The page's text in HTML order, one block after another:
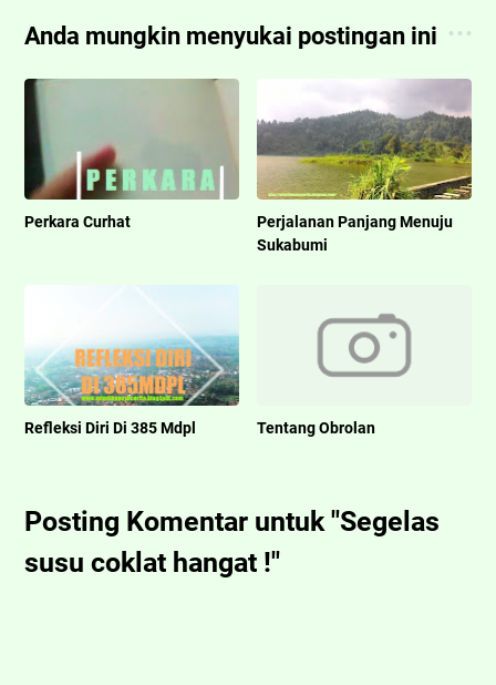
Anda mungkin menyukai postingan ini
Perkara Curhat
Perjalanan Panjang Menuju
Sukabumi
Refleksi Diri Di 385 Mdpl Tentang Obrolan
Posting Komentar untuk "Segelas
susu coklat hangat !"